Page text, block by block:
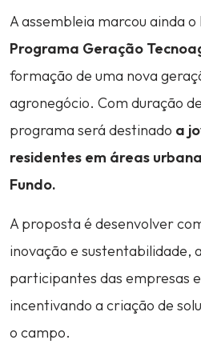
A assembleia marcou ainda
Programa Geração
formação de uma nova
agronegócio. Com duração
programa será destinado a
residentes em áreas
Fundo.
A proposta é desenvolver
inovação e sustentabilidade,
participantes das empresas
incentivando a criação de
o campo.